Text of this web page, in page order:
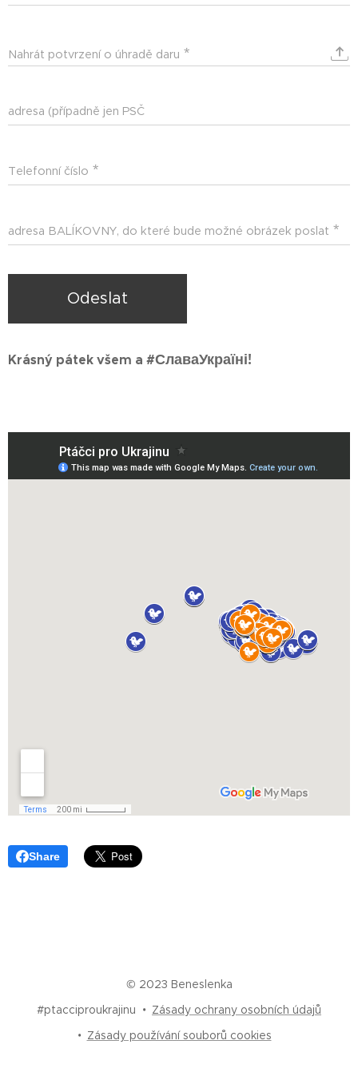
poskytnut
Nahrát potvrzení o úhradě daru
adresa (případně jen PSČ
Telefonní číslo
adresa BALÍKOVNY, do které bude možné obrázek poslat
Odeslat
Krásný pátek všem a #СлаваУкраїні! 💙💛
Share
© 2023 Beneslenka
#ptacciproukrajinu
Zásady ochrany osobních údajů
Zásady používání souborů cookies